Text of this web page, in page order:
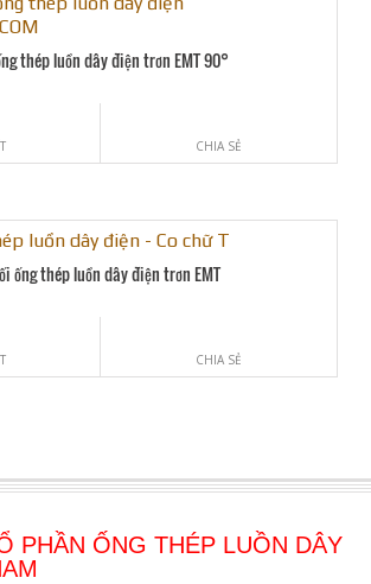
thép luồn dây điện trơn EMT 90°
CHIA SẺ
ống thép luồn dây điện trơn EMT
CHIA SẺ
PHẦN ỐNG THÉP LUỒN DÂY